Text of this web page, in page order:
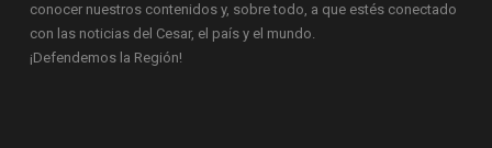
conocer nuestros contenidos y, sobre todo, a que estés conectado
con las noticias del Cesar, el país y el mundo.
¡Defendemos la Región!